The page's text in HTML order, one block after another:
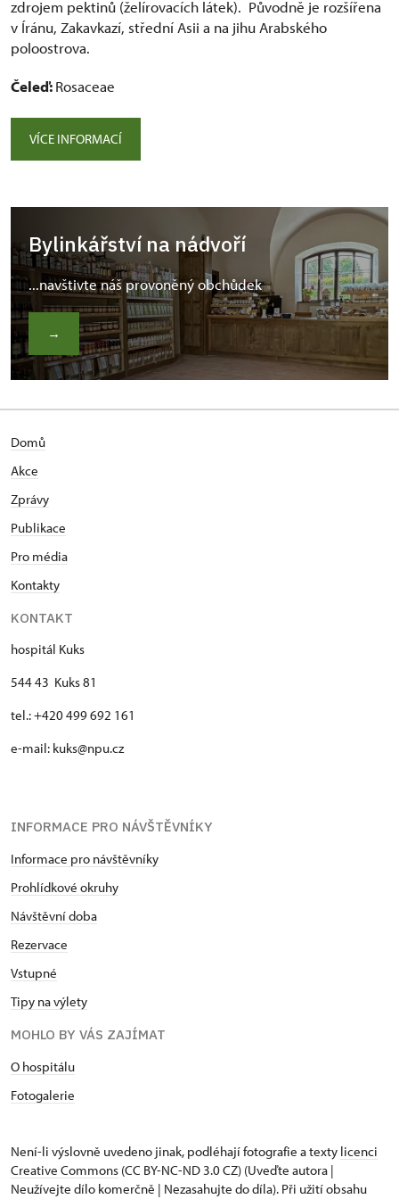
zdrojem pektinů (želírovacích látek). Původně je rozšířena
v Íránu, Zakavkazí, střední Asii a na jihu Arabského
poloostrova.
Čeleď:Rosaceae
VÍCE INFORMACÍ
Bylinkářství na nádvoří
...navštivte náš provoněný obchůdek
→
Domů
Akce
Zprávy
Publikace
Pro média
Kontakty
KONTAKT
hospitál Kuks
544 43 Kuks 81
tel.: +420 499 692 161
e-mail: kuks@npu.cz
INFORMACE PRO NÁVŠTĚVNÍKY
Informace pro návštěvníky
Prohlídkové okruhy
Návštěvní doba
Rezervace
Vstupné
Tipy na výlety
MOHLO BY VÁS ZAJÍMAT
O hospitálu
Fotogalerie
Není-li výslovně uvedeno jinak, podléhají fotografie a texty licenci
Creative Commons (CC BY-NC-ND 3.0 CZ) (Uveďte autora |
Neužívejte dílo komerčně | Nezasahujte do díla). Při užití obsahu